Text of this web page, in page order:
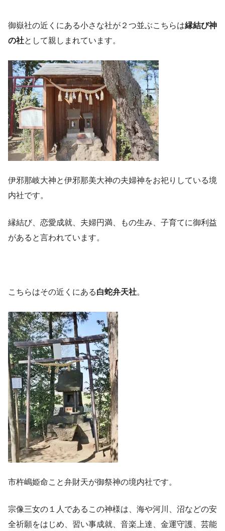
御嶽社の近くにある小さな社が２つ並ぶこちらは縁結び神
の社として親しまれています。
伊邪那岐大神と伊邪那美大神の夫婦神をお祀りしている境
内社です。
縁結び、恋愛成就、夫婦円満、もの生み、子育てに御利益
があると言われています。
こちらはその近くにある白蛇弁天社。
市杵嶋姫命こと弁財天が御祭神の境内社です。
宗像三女の１人であるこの神様は、海や河川、沼などの安
全祈願をはじめ、習い事成就、音楽上達、金運守護、芸能